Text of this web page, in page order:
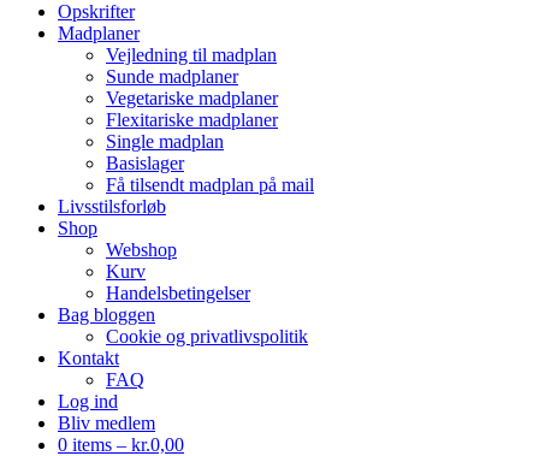
Opskrifter
Madplaner
Vejledning til madplan
Sunde madplaner
Vegetariske madplaner
Flexitariske madplaner
Single madplan
Basislager
Få tilsendt madplan på mail
Livsstilsforløb
Shop
Webshop
Kurv
Handelsbetingelser
Bag bloggen
Cookie og privatlivspolitik
Kontakt
FAQ
Log ind
Bliv medlem
0 items – kr.0,00